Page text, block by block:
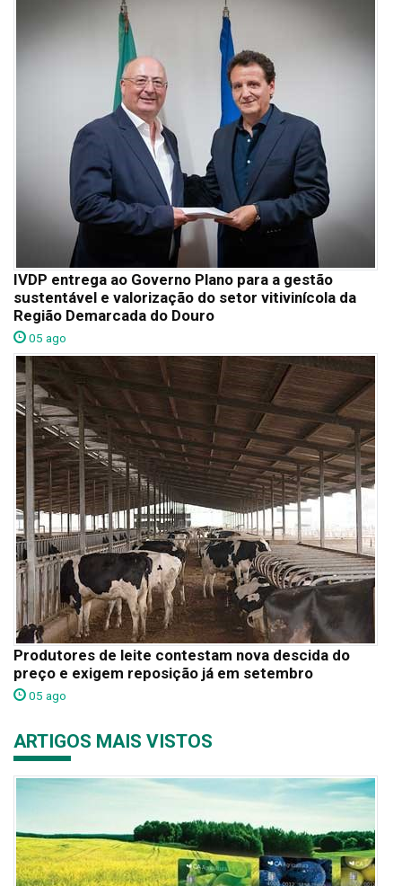
IVDP entrega ao Governo Plano para a gestão
sustentável e valorização do setor vitivinícola da
Região Demarcada do Douro
05 ago
Produtores de leite contestam nova descida do
preço e exigem reposição já em setembro
05 ago
ARTIGOS MAIS VISTOS